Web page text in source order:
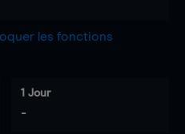
les fonctions
1 Jour
-